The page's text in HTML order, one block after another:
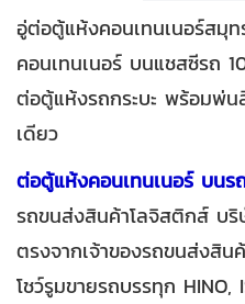
อู่ต่อตู้แห้งคอนเทนเนอร์สมุ
คอนเทนเนอร์ บนแชสซีรถ
ต่อตู้แห้งรถกระบะ พร้อมพ่น
เดียว
ต่อตู้แห้งคอนเทนเนอร์ บนร
รถขนส่งสินค้าโลจิสติกส์ บ
ตรงจากเจ้าของรถขนส่งสิน
โชว์รูมขายรถบรรทุก HINO,